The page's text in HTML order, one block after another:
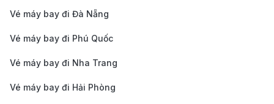
Nam Kinh là một trong những thành phố có bề dày
lịch sử và văn hóa đặc sắc nhất của Trung Quốc. Dưới
đây là một số gợi ý để bạn khám phá Nam Kinh:
Hoàng đế Chu Nguyên Chương, người sáng lập
Vé máy bay đi Đà Nẵng
Vé máy bay đi Phú Quốc
Vé máy bay đi Nha Trang
Vé máy bay đi Hải Phòng